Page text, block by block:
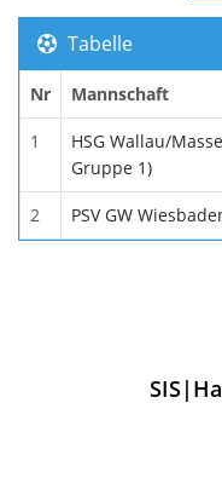
Tabelle
Nr Mannschaft
1
HSG Wallau/
Gruppe 1)
2 PSV GW